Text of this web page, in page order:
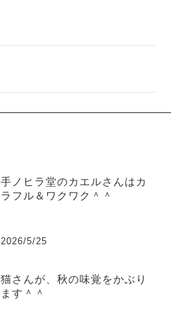
手ノヒラ堂のカエルさんはカ
ラフル＆ワクワク＾＾
2026/5/25
猫さんが、秋の味覚をかぶり
ます＾＾